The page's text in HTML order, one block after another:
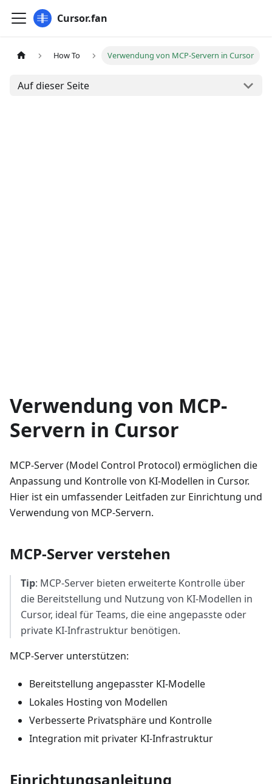
Cursor.fan
How To Verwendung von MCP-Servern in Cursor
Auf dieser Seite
Verwendung von MCP-
Servern in Cursor
MCP-Server (Model Control Protocol) ermöglichen die
Anpassung und Kontrolle von KI-Modellen in Cursor.
Hier ist ein umfassender Leitfaden zur Einrichtung und
Verwendung von MCP-Servern.
MCP-Server verstehen
Tip: MCP-Server bieten erweiterte Kontrolle über
die Bereitstellung und Nutzung von KI-Modellen in
Cursor, ideal für Teams, die eine angepasste oder
private KI-Infrastruktur benötigen.
MCP-Server unterstützen:
Bereitstellung angepasster KI-Modelle
Lokales Hosting von Modellen
Verbesserte Privatsphäre und Kontrolle
Integration mit privater KI-Infrastruktur
Einrichtungsanleitung